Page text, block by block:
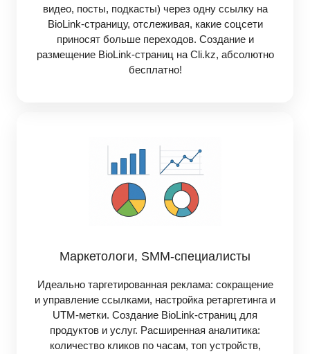
видео, посты, подкасты) через одну ссылку на
BioLink-страницу, отслеживая, какие соцсети
приносят больше переходов. Создание и
размещение BioLink-страниц на Cli.kz, абсолютно
бесплатно!
Маркетологи, SMM-специалисты
Идеально таргетированная реклама: сокращение
и управление ссылками, настройка ретаргетинга и
UTM-метки. Создание BioLink-страниц для
продуктов и услуг. Расширенная аналитика:
количество кликов по часам, топ устройств,